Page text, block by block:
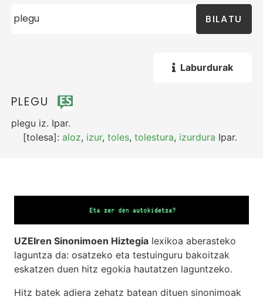
BILATU
Laburdurak
PLEGU
plegu iz. Ipar.
[tolesa]:aloz, izur,toles,tolestura, izurdura Ipar.
UZEIren Sinonimoen Hiztegia lexikoa aberasteko
laguntza da: osatzeko eta testuinguru bakoitzak
eskatzen duen hitz egokia hautatzen laguntzeko.
Hitz batek adiera zehatz batean dituen sinonimoak